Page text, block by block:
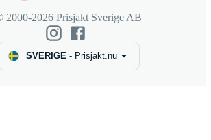
2000-2026 Prisjakt Sverige AB
SVERIGE- Prisjakt.nu